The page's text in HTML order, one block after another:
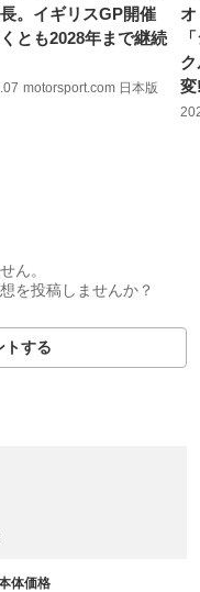
。イギリスGP開催
とも2028年まで継続
motorsport.com 日本版
ん。
を投稿しませんか？
トする
体価格